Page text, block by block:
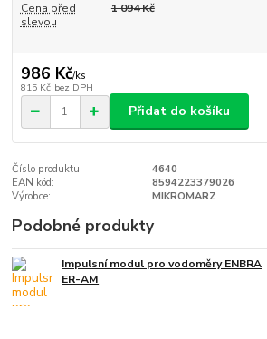
Cena před
slevou
1 094 Kč
986 Kč/ks
815 Kč bez DPH
Přidat do košíku
Číslo produktu:
4640
EAN kód:
8594223379026
Výrobce:
MIKROMARZ
Podobné produkty
Impulsní modul pro vodoměry ENBRA
ER-AM